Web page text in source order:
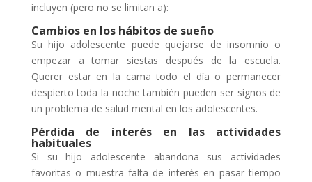
incluyen (pero no se limitan a):
Cambios en los hábitos de sueño
Su hijo adolescente puede quejarse de insomnio o
empezar a tomar siestas después de la escuela.
Querer estar en la cama todo el día o permanecer
despierto toda la noche también pueden ser signos de
un problema de salud mental en los adolescentes.
Pérdida de interés en las actividades
habituales
Si su hijo adolescente abandona sus actividades
favoritas o muestra falta de interés en pasar tiempo